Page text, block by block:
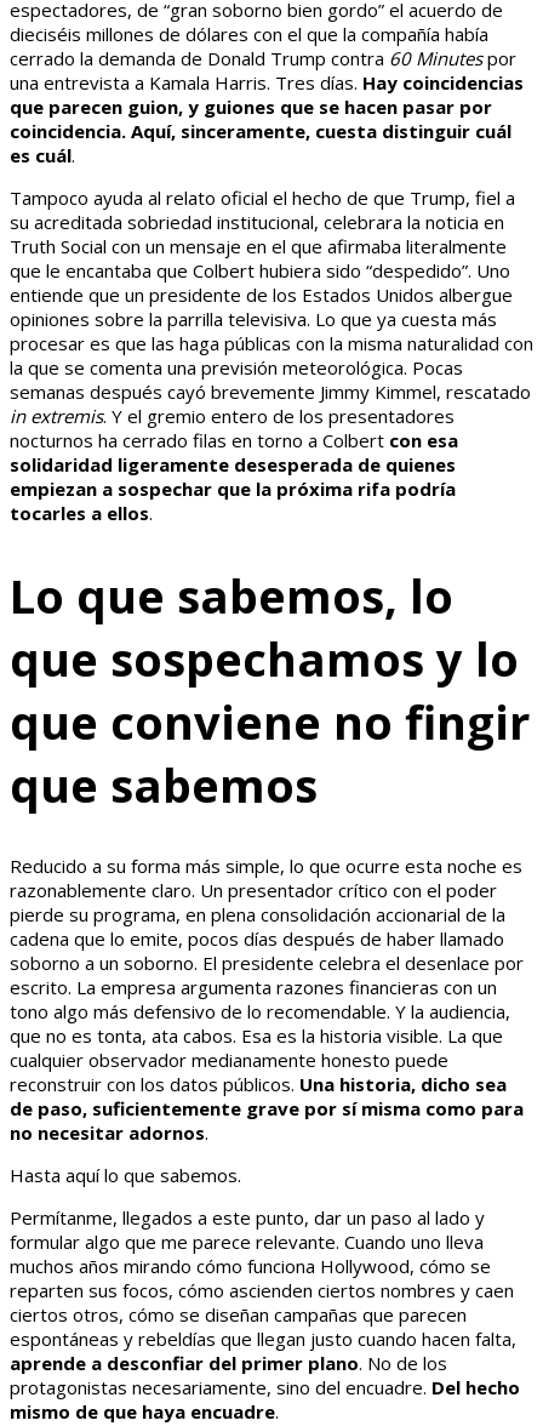
espectadores, de “gran soborno bien gordo” el acuerdo de
dieciséis millones de dólares con el que la compañía había
cerrado la demanda de Donald Trump contra 60 Minutespor
una entrevista a Kamala Harris. Tres días. Hay coincidencias
que parecen guion, y guiones que se hacen pasar por
coincidencia. Aquí, sinceramente, cuesta distinguir cuál
es cuál.
Tampoco ayuda al relato oficial el hecho de que Trump, fiel a
su acreditada sobriedad institucional, celebrara la noticia en
Truth Social con un mensaje en el que afirmaba literalmente
que le encantaba que Colbert hubiera sido “despedido”. Uno
entiende que un presidente de los Estados Unidos albergue
opiniones sobre la parrilla televisiva. Lo que ya cuesta más
procesar es que las haga públicas con la misma naturalidad con
la que se comenta una previsión meteorológica. Pocas
semanas después cayó brevemente Jimmy Kimmel, rescatado
in extremis. Y el gremio entero de los presentadores
nocturnos ha cerrado filas en torno a Colbert con esa
solidaridad ligeramente desesperada de quienes
empiezan a sospechar que la próxima rifa podría
tocarles a ellos.
Lo que sabemos, lo
que sospechamos y lo
que conviene no fingir
que sabemos
Reducido a su forma más simple, lo que ocurre esta noche es
razonablemente claro. Un presentador crítico con el poder
pierde su programa, en plena consolidación accionarial de la
cadena que lo emite, pocos días después de haber llamado
soborno a un soborno. El presidente celebra el desenlace por
escrito. La empresa argumenta razones financieras con un
tono algo más defensivo de lo recomendable. Y la audiencia,
que no es tonta, ata cabos. Esa es la historia visible. La que
cualquier observador medianamente honesto puede
reconstruir con los datos públicos. Una historia, dicho sea
de paso, suficientemente grave por sí misma como para
no necesitar adornos.
Hasta aquí lo que sabemos.
Permítanme, llegados a este punto, dar un paso al lado y
formular algo que me parece relevante. Cuando uno lleva
muchos años mirando cómo funciona Hollywood, cómo se
reparten sus focos, cómo ascienden ciertos nombres y caen
ciertos otros, cómo se diseñan campañas que parecen
espontáneas y rebeldías que llegan justo cuando hacen falta,
aprende a desconfiar del primer plano. No de los
protagonistas necesariamente, sino del encuadre. Del hecho
mismo de que haya encuadre.